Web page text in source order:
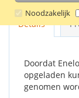
Noodzakelijk
Details
Doordat
opgeladen
genomen